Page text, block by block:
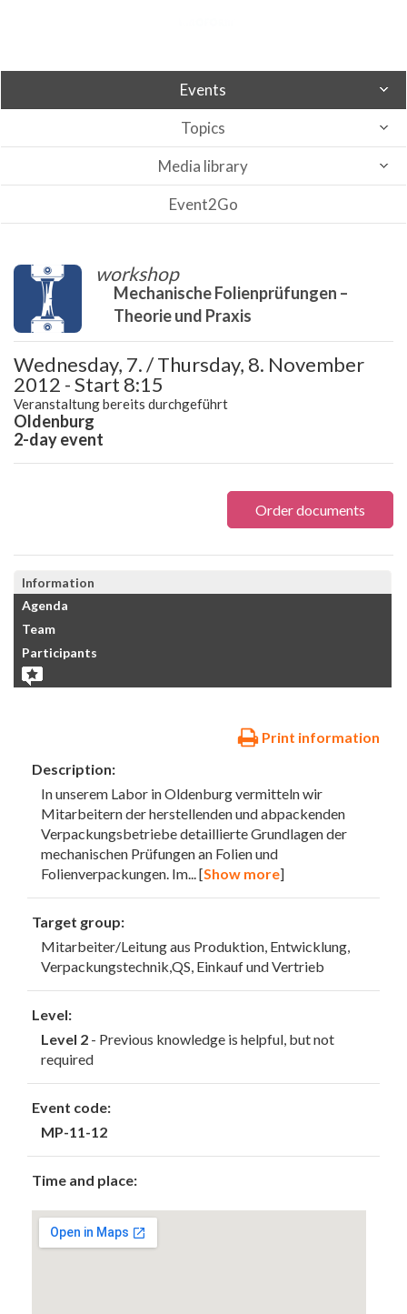
Events
Topics
Media library
Event2Go
workshop
Mechanische Folienprüfungen –
Theorie und Praxis
Wednesday, 7. / Thursday, 8. November
2012 - Start 8:15
Veranstaltung bereits durchgeführt
Oldenburg
2-day event
Order documents
Information
Agenda
Team
Participants
Print information
Description:
In unserem Labor in Oldenburg vermitteln wir
Mitarbeitern der herstellenden und abpackenden
Verpackungsbetriebe detaillierte Grundlagen der
mechanischen Prüfungen an Folien und
Folienverpackungen. Im... [Show more]
Target group:
Mitarbeiter/Leitung aus Produktion, Entwicklung,
Verpackungstechnik,QS, Einkauf und Vertrieb
Level:
Level 2 - Previous knowledge is helpful, but not
required
Event code:
MP-11-12
Time and place: